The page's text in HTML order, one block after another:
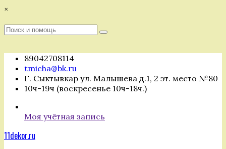
Перейти
содержимому
×
Поиск
Поиск
89042708114
tmicha@bk.ru
Г. Сыктывкар ул. Малышева д.1, 2 эт. место №80
10ч-19ч (воскресенье 10ч-18ч.)
Моя учётная запись
11dekor.ru